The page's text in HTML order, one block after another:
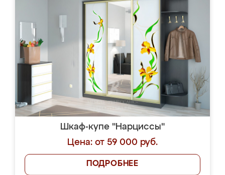
Шкаф-купе "Нарциссы"
Цена: от 59 000 руб.
ПОДРОБНЕЕ